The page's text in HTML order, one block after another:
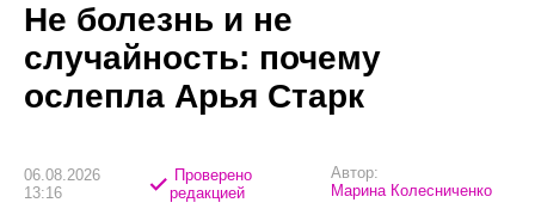
Не болезнь и не
случайность: почему
ослепла Арья Старк
06.08.2026
13:16
Проверено
редакцией
Автор:
Марина Колесниченко